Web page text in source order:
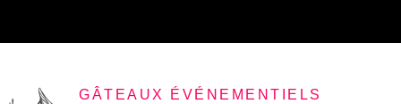
GÂTEAUX ÉVÉNEMENTIELS